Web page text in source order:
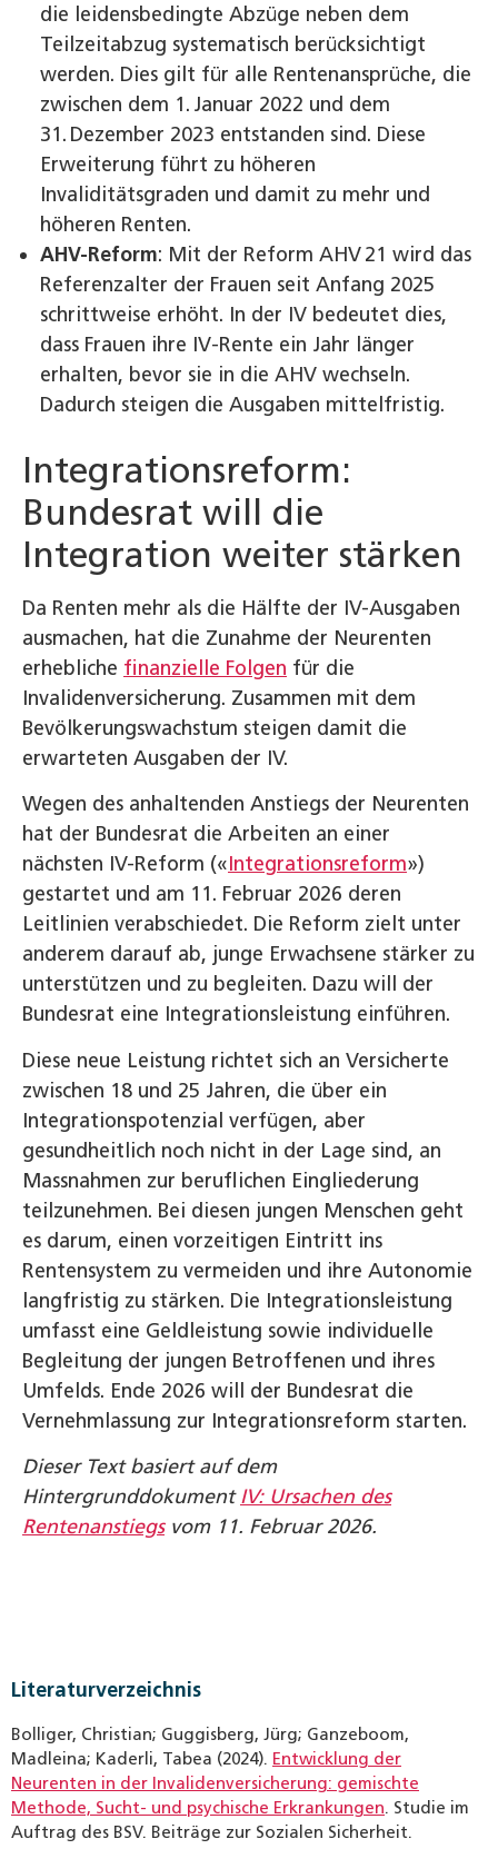
die leidensbedingte Abzüge neben dem
Teilzeitabzug systematisch berücksichtigt
werden. Dies gilt für alle Rentenansprüche, die
zwischen dem 1. Januar 2022 und dem
31. Dezember 2023 entstanden sind. Diese
Erweiterung führt zu höheren
Invaliditätsgraden und damit zu mehr und
höheren Renten.
AHV-Reform: Mit der Reform AHV 21 wird das
Referenzalter der Frauen seit Anfang 2025
schrittweise erhöht. In der IV bedeutet dies,
dass Frauen ihre IV‑Rente ein Jahr länger
erhalten, bevor sie in die AHV wechseln.
Dadurch steigen die Ausgaben mittelfristig.
Integrationsreform:
Bundesrat will die
Integration weiter stärken
Da Renten mehr als die Hälfte der IV-Ausgaben
ausmachen, hat die Zunahme der Neurenten
erhebliche finanzielle Folgen für die
Invalidenversicherung. Zusammen mit dem
Bevölkerungswachstum steigen damit die
erwarteten Ausgaben der IV.
Wegen des anhaltenden Anstiegs der Neurenten
hat der Bundesrat die Arbeiten an einer
nächsten IV-Reform («Integrationsreform»)
gestartet und am 11. Februar 2026 deren
Leitlinien verabschiedet. Die Reform zielt unter
anderem darauf ab, junge Erwachsene stärker zu
unterstützen und zu begleiten. Dazu will der
Bundesrat eine Integrationsleistung einführen.
Diese neue Leistung richtet sich an Versicherte
zwischen 18 und 25 Jahren, die über ein
Integrationspotenzial verfügen, aber
gesundheitlich noch nicht in der Lage sind, an
Massnahmen zur beruflichen Eingliederung
teilzunehmen. Bei diesen jungen Menschen geht
es darum, einen vorzeitigen Eintritt ins
Rentensystem zu vermeiden und ihre Autonomie
langfristig zu stärken. Die Integrationsleistung
umfasst eine Geldleistung sowie individuelle
Begleitung der jungen Betroffenen und ihres
Umfelds. Ende 2026 will der Bundesrat die
Vernehmlassung zur Integrationsreform starten.
Dieser Text basiert auf dem
HintergrunddokumentIV: Ursachen des
Rentenanstiegsvom 11. Februar 2026.
Literaturverzeichnis
Bolliger, Christian; Guggisberg, Jürg; Ganzeboom,
Madleina; Kaderli, Tabea (2024). Entwicklung der
Neurenten in der Invalidenversicherung: gemischte
Methode, Sucht- und psychische Erkrankungen. Studie im
Auftrag des BSV. Beiträge zur Sozialen Sicherheit.